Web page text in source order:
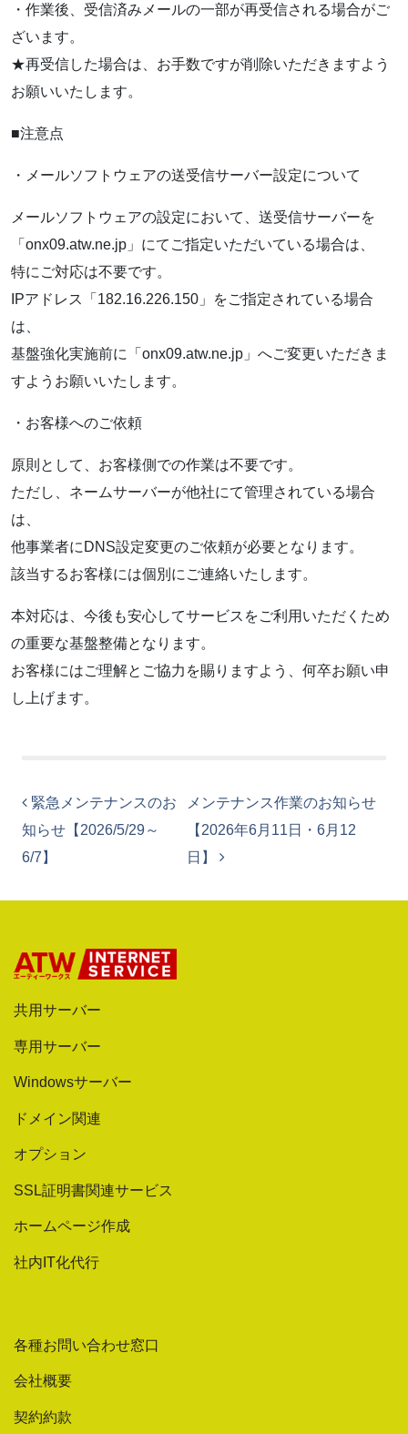
・作業後、受信済みメールの一部が再受信される場合がご
ざいます。
★再受信した場合は、お手数ですが削除いただきますよう
お願いいたします。
■注意点
・メールソフトウェアの送受信サーバー設定について
メールソフトウェアの設定において、送受信サーバーを
「onx09.atw.ne.jp」にてご指定いただいている場合は、
特にご対応は不要です。
IPアドレス「182.16.226.150」をご指定されている場合
は、
基盤強化実施前に「onx09.atw.ne.jp」へご変更いただきま
すようお願いいたします。
・お客様へのご依頼
原則として、お客様側での作業は不要です。
ただし、ネームサーバーが他社にて管理されている場合
は、
他事業者にDNS設定変更のご依頼が必要となります。
該当するお客様には個別にご連絡いたします。
本対応は、今後も安心してサービスをご利用いただくため
の重要な基盤整備となります。
お客様にはご理解とご協力を賜りますよう、何卒お願い申
し上げます。
緊急メンテナンスのお
知らせ【2026/5/29～
6/7】
メンテナンス作業のお知らせ
【2026年6月11日・6月12
日】
共用サーバー
専用サーバー
Windowsサーバー
ドメイン関連
オプション
SSL証明書関連サービス
ホームページ作成
社内IT化代行
各種お問い合わせ窓口
会社概要
契約約款